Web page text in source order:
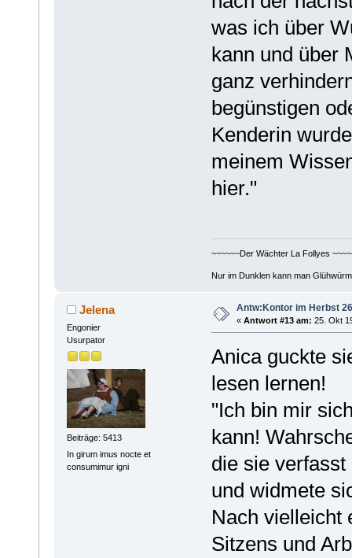
was ich über
kann und über
ganz
begünstigen
Kenderin
meinem
hier."
~~~~~~Der Wächter La Follyes
Nur im Dunklen kann man
Jelena
Engonier
Usurpator
Beiträge: 5413
In girum imus nocte et
consumimur igni
Antw:Kontor im Herbst
« Antwort #13 am: 25. Okt
Anica guckte
lesen lernen!
"Ich bin mir
kann!
die sie
und widmete
Nach vielleicht
Sitzens und